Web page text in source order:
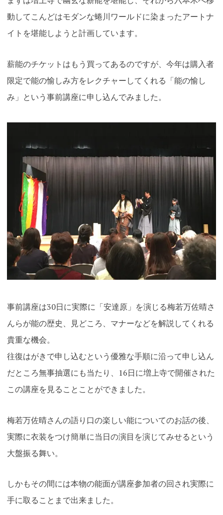
動してこんどはモダンな蜷川ワールドに染まったアートナ
イトを堪能しようと計画しています。
薪能のチケットはもう買ってあるのですが、今年は購入者
限定で能の愉しみ方をレクチャーしてくれる「能の愉し
み」という事前講座に申し込んでみました。
事前講座は30日に実際に「安達原」を演じる梅若万佐晴さ
んらが能の歴史、見どころ、マナーなどを解説してくれる
貴重な機会。
往復はがきで申し込むという優雅な手順に沿って申し込ん
だところ無事抽選にも当たり、16日に増上寺で開催された
この講座を見ることことができました。
梅若万佐晴さんの語り口の楽しい能についてのお話の後、
実際に衣装をつけ簡単に当日の演目を演じてみせるという
大盤振る舞い。
しかもその間には本物の能面が講座参加者の回され実際に
手に取ることまで出来ました。